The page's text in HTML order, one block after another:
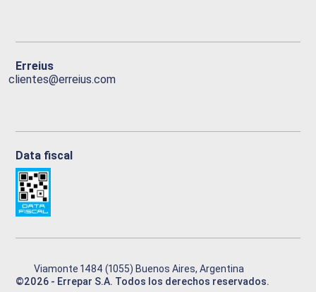
Erreius
clientes@erreius.com
Data fiscal
Viamonte 1484 (1055) Buenos Aires, Argentina
©2026 - Errepar S.A. Todos los derechos reservados.